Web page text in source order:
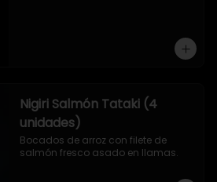
Nigiri Salmón Tataki (4
unidades)
Bocados de arroz con filete de
salmón fresco asado en llamas.